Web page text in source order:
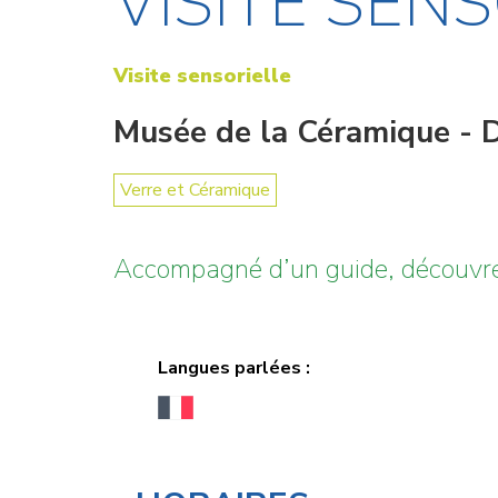
Visite sensorielle
Musée de la Céramique -
Verre et Céramique
Accompagné d’un guide,
Langues parlées :